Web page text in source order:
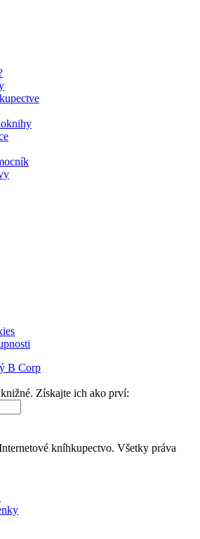
B Corp
Získajte ich ako prví:
kníhkupectvo. Všetky práva